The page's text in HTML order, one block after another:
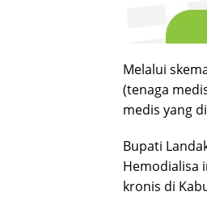
Melalui
(tenaga
medis yang
Bupati
Hemodialisa
kronis di